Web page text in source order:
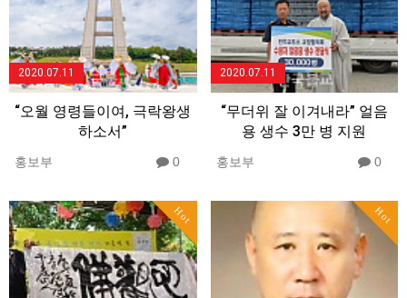
2020.07.11
“오월 영령들이여, 극락왕생
하소서”
홍보부 0
2020.07.11
“무더위 잘 이겨내라” 얼음
용 생수 3만 병 지원
홍보부 0
Hot Hot